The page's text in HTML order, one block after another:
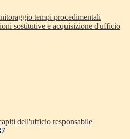
tempi procedimentali
sostitutive e acquisizione d'ufficio
dell'ufficio responsabile